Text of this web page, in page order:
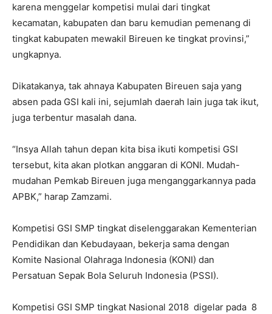
karena menggelar kompetisi mulai dari tingkat
kecamatan, kabupaten dan baru kemudian pemenang di
tingkat kabupaten mewakil Bireuen ke tingkat provinsi,”
ungkapnya.
Dikatakanya, tak ahnaya Kabupaten Bireuen saja yang
absen pada GSI kali ini, sejumlah daerah lain juga tak ikut,
juga terbentur masalah dana.
“Insya Allah tahun depan kita bisa ikuti kompetisi GSI
tersebut, kita akan plotkan anggaran di KONI. Mudah-
mudahan Pemkab Bireuen juga menganggarkannya pada
APBK,” harap Zamzami.
Kompetisi GSI SMP tingkat diselenggarakan Kementerian
Pendidikan dan Kebudayaan, bekerja sama dengan
Komite Nasional Olahraga Indonesia (KONI) dan
Persatuan Sepak Bola Seluruh Indonesia (PSSI).
Kompetisi GSI SMP tingkat Nasional 2018 digelar pada 8